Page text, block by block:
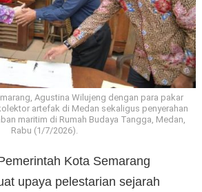
Agustina Wilujeng dengan para pakar
artefak di Medan sekaligus penyerahan
maritim di Rumah Budaya Tangga, Medan,
Rabu (1/7/2026).
Kota Semarang
upaya pelestarian sejarah